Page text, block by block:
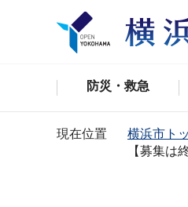
防災・救急
現在位置 横浜市ト
【募集は